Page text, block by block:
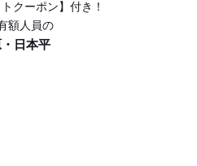
クーポン】付き！
額人員の
日本平